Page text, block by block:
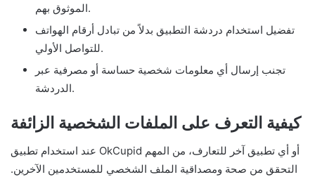
الموثوق بهم.
تفضيل استخدام دردشة التطبيق بدلاً من تبادل أرقام الهواتف
للتواصل الأولي.
تجنب إرسال أي معلومات شخصية حساسة أو مصرفية عبر
الدردشة.
كيفية التعرف على الملفات الشخصية الزائفة
عند استخدام تطبيق OkCupid أو أي تطبيق آخر للتعارف، من المهم
التحقق من صحة ومصداقية الملف الشخصي للمستخدمين الآخرين.